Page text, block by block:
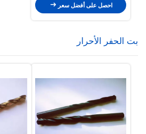
احصل على أفضل سعر
بت الحفر الأحرار